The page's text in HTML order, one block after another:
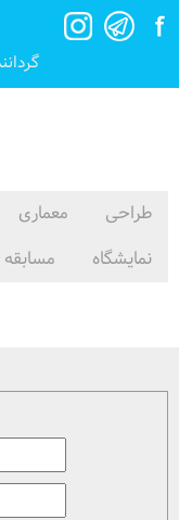
طراحی معماری
نمایشگاه
مسابقه